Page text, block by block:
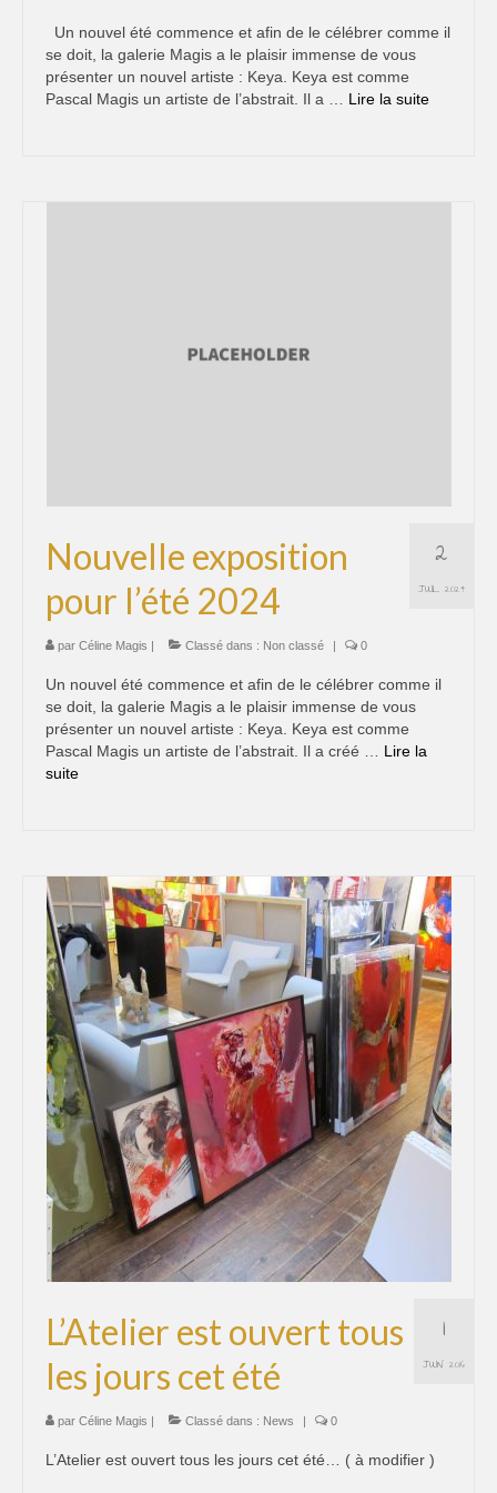
Sous-verres 2011
Sous-verres 2010
Sous-verres 2009
Sous-verres 2007
Un nouvel été commence et afin de le célébrer comme il
se doit, la galerie Magis a le plaisir immense de vous
présenter un nouvel artiste : Keya. Keya est comme
Pascal Magis un artiste de l’abstrait. Il a … Lire la suite­­
2
JUIL 2024
Nouvelle exposition
pour l’été 2024
par Céline Magis | Classé dans : Non classé | 0
Un nouvel été commence et afin de le célébrer comme il
se doit, la galerie Magis a le plaisir immense de vous
présenter un nouvel artiste : Keya. Keya est comme
Pascal Magis un artiste de l’abstrait. Il a créé … Lire la
suite­­
1
JUIN 2016
L’Atelier est ouvert tous
les jours cet été
par Céline Magis | Classé dans : News | 0
L’Atelier est ouvert tous les jours cet été… ( à modifier )